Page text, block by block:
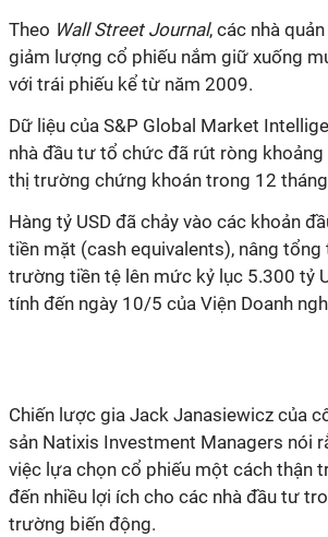
Theo Wall Street Journal, các nhà
giảm lượng cổ phiếu nắm giữ xuống
với trái phiếu kể từ năm 2009.
Dữ liệu của S&P Global Market
nhà đầu tư tổ chức đã rút ròng khoảng
thị trường chứng khoán trong 12
Hàng tỷ USD đã chảy vào các khoản
tiền mặt (cash equivalents), nâng tổng
trường tiền tệ lên mức kỷ lục 5.300 tỷ
tính đến ngày 10/5 của Viện Doanh
Chiến lược gia Jack Janasiewicz của
sản Natixis Investment Managers nói
việc lựa chọn cổ phiếu một cách thận
đến nhiều lợi ích cho các nhà đầu tư
trường biến động.